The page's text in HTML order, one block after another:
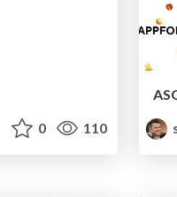
0 110